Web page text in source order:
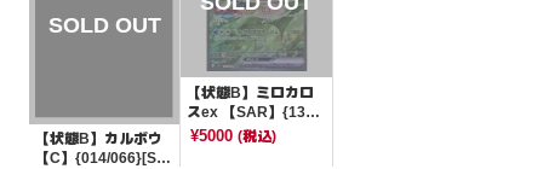
【状態B】カルボウ
【C】{014/066}[SV
【状態B】ミロカロ
スex 【SAR】{131/
106}[SV8]
¥5000(税込)